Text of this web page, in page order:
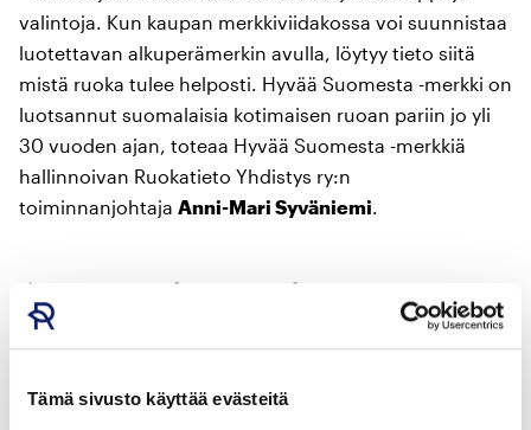
Tämä sivusto käyttää evästeitä
valintoja. Kun kaupan merkkiviidakossa voi suunnistaa
luotettavan alkuperämerkin avulla, löytyy tieto siitä
mistä ruoka tulee helposti. Hyvää Suomesta -merkki on
luotsannut suomalaisia kotimaisen ruoan pariin jo yli
30 vuoden ajan, toteaa Hyvää Suomesta -merkkiä
hallinnoivan Ruokatieto Yhdistys ry:n
toiminnanjohtaja Anni-Mari Syväniemi
Arvostus rakentuu yhteistyössä
elintarvikevalmistajalla, yhteensä 13 000 eri